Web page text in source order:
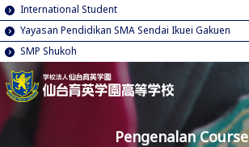
International Student
Yayasan Pendidikan SMA Sendai Ikuei Gakuen
SMP Shukoh
Pengenalan Course